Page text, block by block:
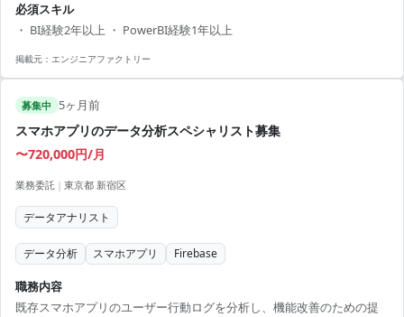
境の高度化を推進していきます。 【技術スタック】 ・BIツール：
PowerBI
必須スキル
・ BI経験2年以上 ・ PowerBI経験1年以上
掲載元： エンジニアファクトリー
募集中 5ヶ月前
スマホアプリのデータ分析スペシャリスト募集
〜720,000円/月
業務委託 | 東京都 新宿区
データアナリスト
データ分析 スマホアプリ Firebase
職務内容
既存スマホアプリのユーザー行動ログを分析し、機能改善のための提